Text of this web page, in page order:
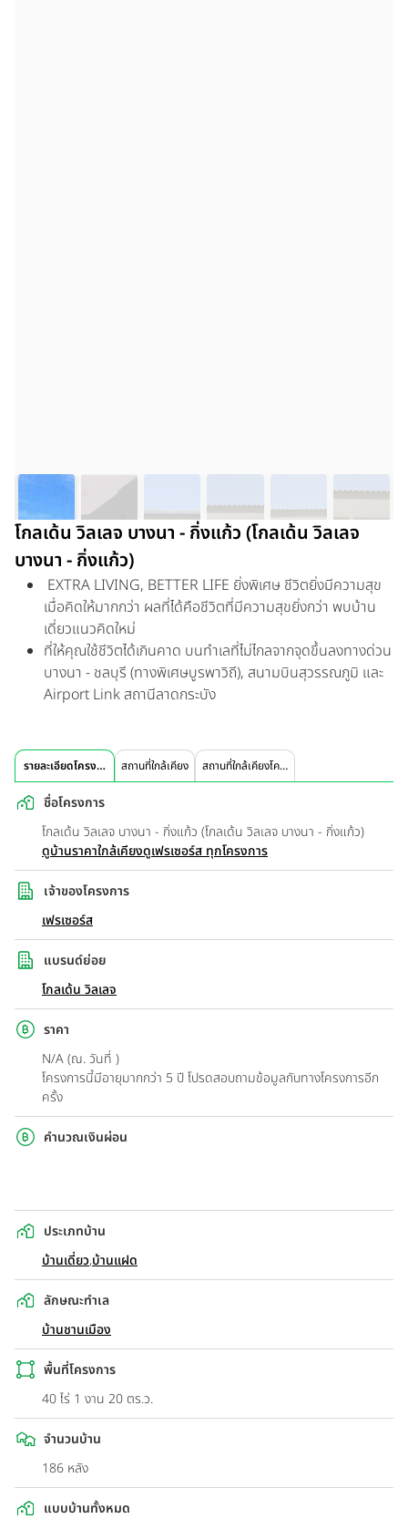
โกลเด้น วิลเลจ บางนา - กิ่งแก้ว (โกลเด้น วิลเลจ
บางนา - กิ่งแก้ว)
EXTRA LIVING, BETTER LIFE ยิ่งพิเศษ ชีวิตยิ่งมีความสุข
เมื่อคิดให้มากกว่า ผลที่ได้คือชีวิตที่มีความสุขยิ่งกว่า พบบ้าน
เดี่ยวแนวคิดใหม่
ที่ให้คุณใช้ชีวิตได้เกินคาด บนทำเลที่ไม่ไกลจากจุดขึ้นลงทางด่วน
บางนา - ชลบุรี (ทางพิเศษบูรพาวิถี), สนามบินสุวรรณภูมิ และ
Airport Link สถานีลาดกระบัง
รายละเอียดโครงการ สถานที่ใกล้เคียง สถานที่ใกล้เคียงโครงการ
ชื่อโครงการ
โกลเด้น วิลเลจ บางนา - กิ่งแก้ว (โกลเด้น วิลเลจ บางนา - กิ่งแก้ว)
ดูบ้านราคาใกล้เคียงดูเฟรเซอร์ส ทุกโครงการ
เจ้าของโครงการ
เฟรเซอร์ส
แบรนด์ย่อย
โกลเด้น วิลเลจ
ราคา
N/A (ณ. วันที่ )
โครงการนี้มีอายุมากกว่า 5 ปี โปรดสอบถามข้อมูลกับทางโครงการอีก
ครั้ง
คำนวณเงินผ่อน
ประเภทบ้าน
บ้านเดี่ยว,บ้านแฝด
ลักษณะทำเล
บ้านชานเมือง
พื้นที่โครงการ
40 ไร่ 1 งาน 20 ตร.ว.
จำนวนบ้าน
186 หลัง
แบบบ้านทั้งหมด